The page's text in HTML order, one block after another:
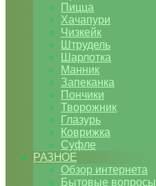
Пицца
Хачапури
Чизкейк
Штрудель
Шарлотка
Манник
Запеканка
Пончики
Творожник
Глазурь
Коврижка
Суфле
РАЗНОЕ
Обзор интернета
Бытовые вопросы